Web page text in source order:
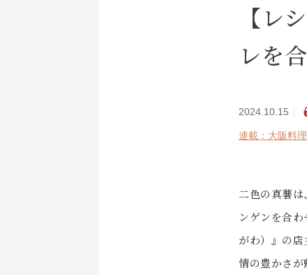
【レ
レを
2024.10.15
連載：大阪料
二色の真薯は
ンゲンを合
がわ）』の
情の豊かさが